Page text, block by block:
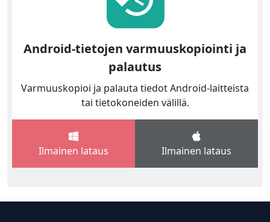
Android-tietojen varmuuskopiointi ja
palautus
Varmuuskopioi ja palauta tiedot Android-laitteista
tai tietokoneiden välillä.
Ilmainen lataus Ilmainen lataus